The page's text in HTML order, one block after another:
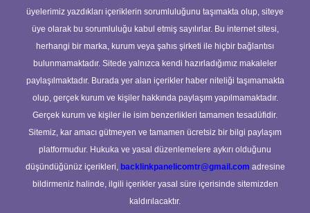
üyelerimiz yazdıkları içeriklerin sorumluluğunu taşımakta olup, siteye
üye olarak bu sorumluluğu kabul etmiş sayılırlar. Bu internet sitesi,
herhangi bir marka, kurum veya şahıs şirketi ile hiçbir bağlantısı
bulunmamaktadır. Sitede yalnızca kendi hazırladığımız makaleler
paylaşılmaktadır. Burada yer alan içerikler haber niteliği taşımamakta
olup, gerçek kurum ve kişiler hakkında paylaşım yapılmamaktadır.
Gerçek kurum ve kişiler ile isim benzerlikleri tamamen tesadüfidir.
Sitemiz, kar amacı gütmeyen ve tamamen ücretsiz bir bilgi paylaşım
platformudur. Hukuka ve yasal düzenlemelere aykırı olduğunu
düşündüğünüz içerikleri, backlinkpanelicomtr@gmail.com adresine
bildirmeniz halinde, ilgili içerikler yasal süre içerisinde sitemizden
kaldırılacaktır.